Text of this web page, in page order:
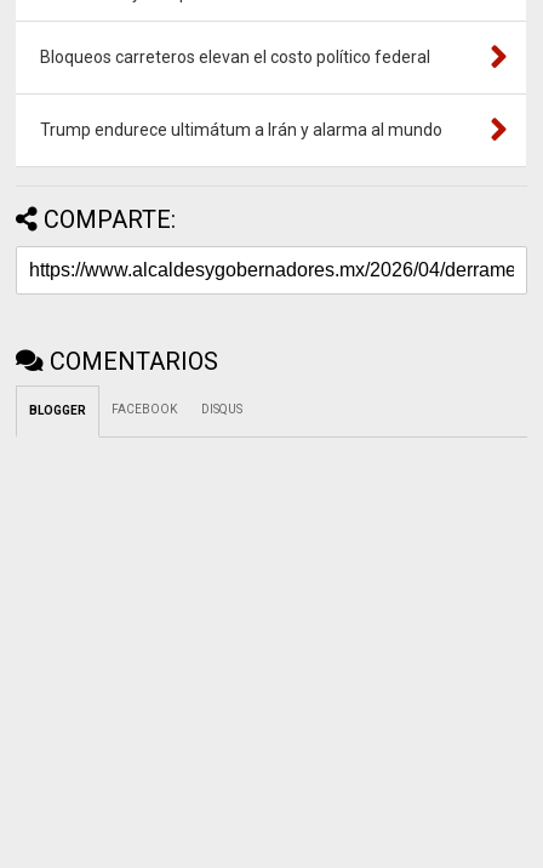
Bloqueos carreteros elevan el costo político federal
Trump endurece ultimátum a Irán y alarma al mundo
COMPARTE:
COMENTARIOS
BLOGGER FACEBOOK DISQUS